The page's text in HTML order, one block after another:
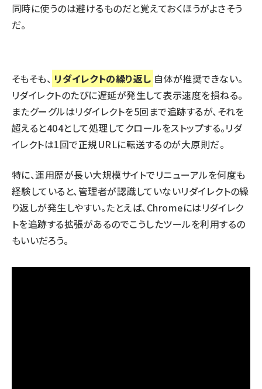
同時に使うのは避けるものだと覚えておくほうがよさそう
だ。
そもそも、 リダイレクトの繰り返し 自体が推奨できない。
リダイレクトのたびに遅延が発生して表示速度を損ねる。
またグーグルはリダイレクトを5回まで追跡するが、それを
超えると404として処理してクロールをストップする。リダ
イレクトは1回で正規URLに転送するのが大原則だ。
特に、運用歴が長い大規模サイトでリニューアルを何度も
経験していると、管理者が認識していないリダイレクトの繰
り返しが発生しやすい。たとえば、Chromeにはリダイレク
トを追跡する拡張があるのでこうしたツールを利用するの
もいいだろう。